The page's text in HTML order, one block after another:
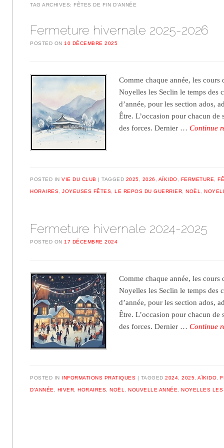
TAG ARCHIVES: FÊTES DE FIN D’ANNÉE
Fermeture hivernale 2025-2026
POSTED ON10 DÉCEMBRE 2025
Comme chaque année, les cours
Noyelles les Seclin le temps des
d’année, pour les section ados,
Être. L’occasion pour chacun de
des forces. Dernier …Continue
POSTED INVIE DU CLUB TAGGED 2025 2026 AÏKIDO FERMETURE ,
HORAIRES ,JOYEUSES FÊTES ,LE REPOS DU GUERRIER ,NOËL ,
Fermeture hivernale 2024-2025
POSTED ON 17 DÉCEMBRE 2024
Comme chaque année, les cours
Noyelles les Seclin le temps des
d’année, pour les section ados,
Être. L’occasion pour chacun de
des forces. Dernier …Continue
POSTED IN INFORMATIONS PRATIQUES TAGGED2024 ,2025 ,AÏKIDO ,
D'ANNÉE HIVER ,HORAIRES ,NOËL ,NOUVELLE ANNÉE ,NOYELLES